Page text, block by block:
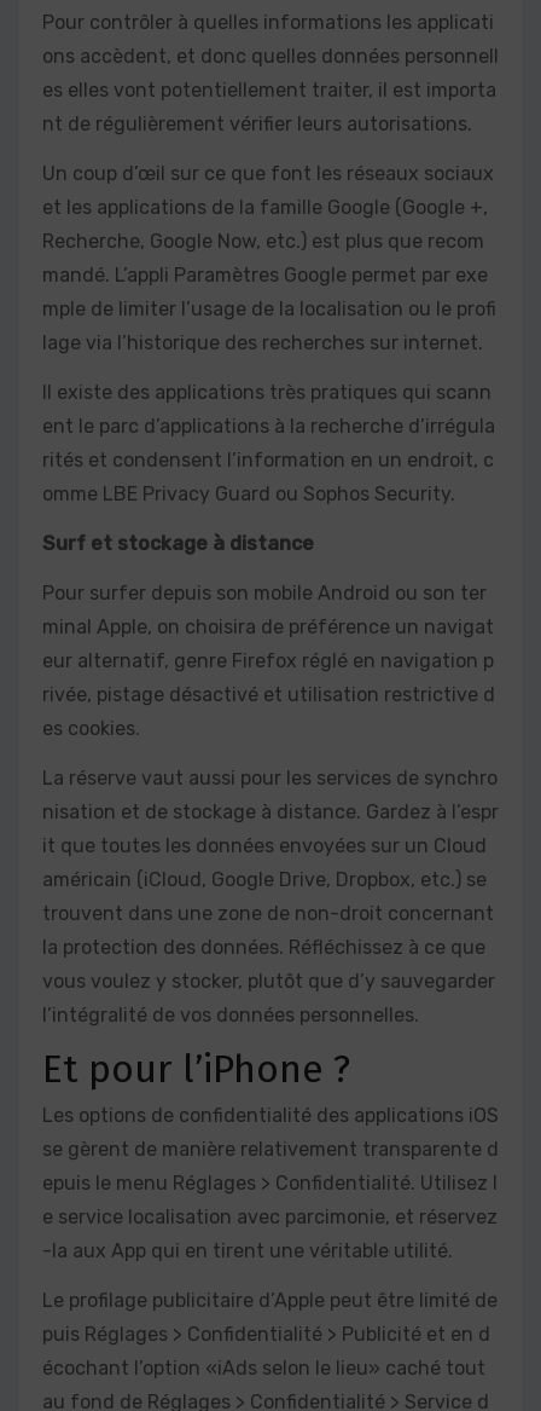
Pour contrôler à quelles informations les applicati
ons accèdent, et donc quelles données personnell
es elles vont potentiellement traiter, il est importa
nt de régulièrement vérifier leurs autorisations.
Un coup d’œil sur ce que font les réseaux sociaux
et les applications de la famille Google (Google +,
Recherche, Google Now, etc.) est plus que recom
mandé. L’appli Paramètres Google permet par exe
mple de limiter l’usage de la localisation ou le profi
lage via l’historique des recherches sur internet.
Il existe des applications très pratiques qui scann
ent le parc d’applications à la recherche d’irrégula
rités et condensent l’information en un endroit, c
omme LBE Privacy Guard ou Sophos Security.
Surf et stockage à distance
Pour surfer depuis son mobile Android ou son ter
minal Apple, on choisira de préférence un navigat
eur alternatif, genre Firefox réglé en navigation p
rivée, pistage désactivé et utilisation restrictive d
es cookies.
La réserve vaut aussi pour les services de synchro
nisation et de stockage à distance. Gardez à l’espr
it que toutes les données envoyées sur un Cloud
américain (iCloud, Google Drive, Dropbox, etc.) se
trouvent dans une zone de non-droit concernant
la protection des données. Réfléchissez à ce que
vous voulez y stocker, plutôt que d’y sauvegarder
l’intégralité de vos données personnelles.
Et pour l’iPhone ?
Les options de confidentialité des applications iOS
se gèrent de manière relativement transparente d
epuis le menu Réglages > Confidentialité. Utilisez l
e service localisation avec parcimonie, et réservez
-la aux App qui en tirent une véritable utilité.
Le profilage publicitaire d’Apple peut être limité de
puis Réglages > Confidentialité > Publicité et en d
écochant l’option «iAds selon le lieu» caché tout
au fond de Réglages > Confidentialité > Service d